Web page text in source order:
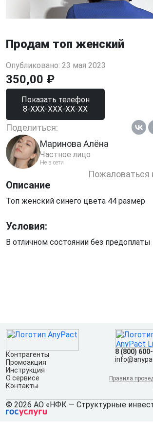
Продам топ женский
Опубликовано: 23 мая 2023
350,00 ₽
Показать телефон
8-XXX-XXX-XX-XX
Поделиться:
Маринова Алёна
Частное лицо
Не в сети
Пожаловаться
Описание
Топ женский синего цвета 44 размер
Условия:
В отличном состоянии без предоплаты
Контрагенты
Промоакция
Инструкция
О сервисе
Контакты
8 (800)
Правила
© 2026 АО «НФК — Структурные